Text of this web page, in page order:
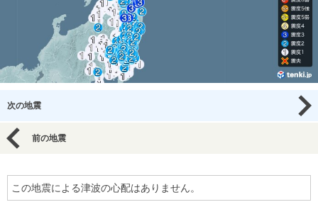
次の地震
前の地震
この地震による津波の心配はありません。